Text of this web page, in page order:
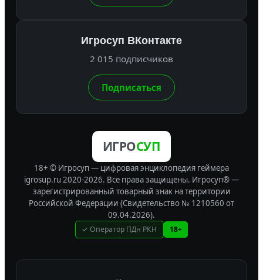
Игросуп ВКонтакте
2 015 подписчиков
Подписаться
ИГРОСУП
18+ © Игросуп — цифровая энциклопедия геймера
igrosup.ru 2020-2026. Все права защищены. Игросуп® —
зарегистрированный товарный знак на территории
Российской Федерации (Свидетельство № 1210560 от
09.04.2026).
✓ Оператор ПДн РКН 18+